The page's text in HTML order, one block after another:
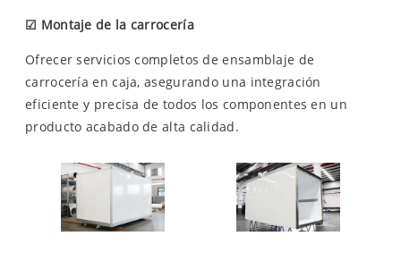
☑ Montaje de la carrocería
Ofrecer servicios completos de ensamblaje de
carrocería en caja, asegurando una integración
eficiente y precisa de todos los componentes en un
producto acabado de alta calidad.